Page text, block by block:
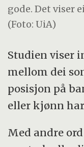
gode. Det viser
(Foto: UiA)
Studien viser
mellom dei
posisjon på
eller kjønn
Med andre